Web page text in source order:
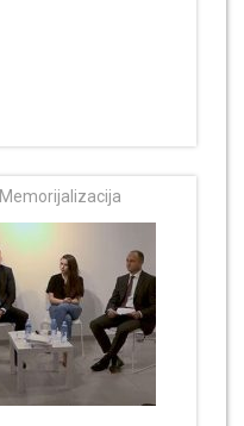
Memorijalizacija